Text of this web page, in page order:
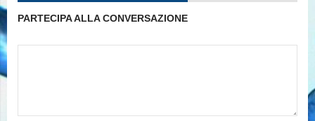
PARTECIPA ALLA CONVERSAZIONE